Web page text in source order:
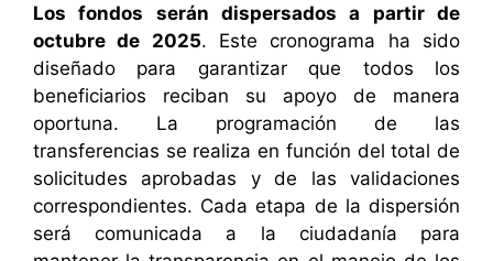
Los fondos serán dispersados a partir de
octubre de 2025. Este cronograma ha sido
diseñado para garantizar que todos los
beneficiarios reciban su apoyo de manera
oportuna. La programación de las
transferencias se realiza en función del total de
solicitudes aprobadas y de las validaciones
correspondientes. Cada etapa de la dispersión
será comunicada a la ciudadanía para